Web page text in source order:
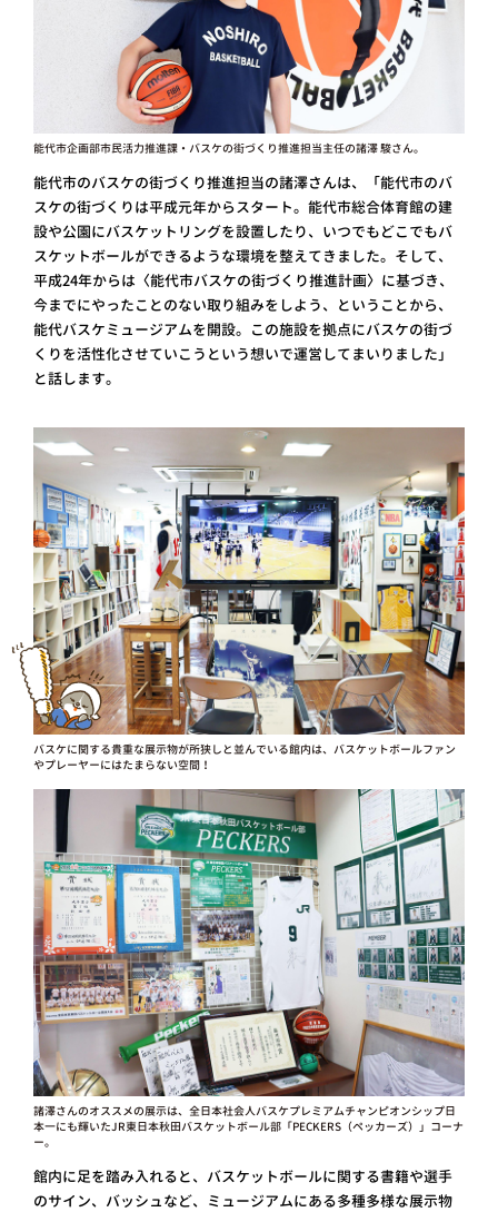
能代市企画部市民活力推進課・バスケの街づくり推進担当主任の諸澤 駿さん。
能代市のバスケの街づくり推進担当の諸澤さんは、「能代市のバ
スケの街づくりは平成元年からスタート。能代市総合体育館の建
設や公園にバスケットリングを設置したり、いつでもどこでもバ
スケットボールができるような環境を整えてきました。そして、
平成24年からは〈能代市バスケの街づくり推進計画〉に基づき、
今までにやったことのない取り組みをしよう、ということから、
能代バスケミュージアムを開設。この施設を拠点にバスケの街づ
くりを活性化させていこうという想いで運営してまいりました」
と話します。
バスケに関する貴重な展示物が所狭しと並んでいる館内は、バスケットボールファン
やプレーヤーにはたまらない空間！
諸澤さんのオススメの展示は、全日本社会人バスケプレミアムチャンピオンシップ日
本一にも輝いたJR東日本秋田バスケットボール部「PECKERS（ペッカーズ）」コーナ
ー。
館内に足を踏み入れると、バスケットボールに関する書籍や選手
のサイン、バッシュなど、ミュージアムにある多種多様な展示物